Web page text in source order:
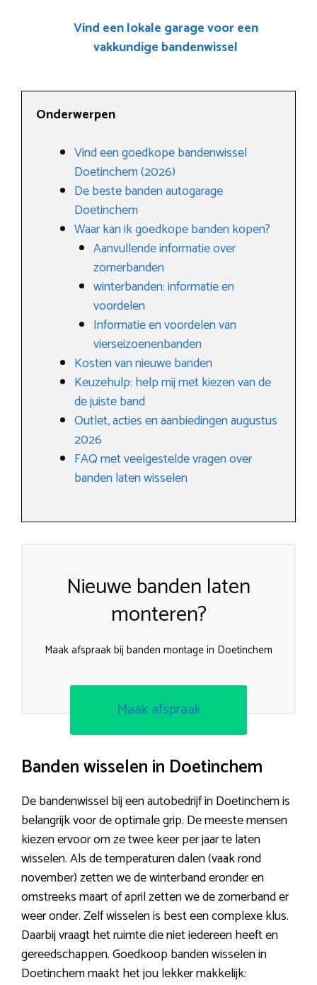
Vind een lokale garage voor een
vakkundige bandenwissel
Onderwerpen
Vind een goedkope bandenwissel
Doetinchem (2026)
De beste banden autogarage
Doetinchem
Waar kan ik goedkope banden kopen?
Aanvullende informatie over
zomerbanden
winterbanden: informatie en
voordelen
Informatie en voordelen van
vierseizoenenbanden
Kosten van nieuwe banden
Keuzehulp: help mij met kiezen van de
de juiste band
Outlet, acties en aanbiedingen augustus
2026
FAQ met veelgestelde vragen over
banden laten wisselen
Nieuwe banden laten
monteren?
Maak afspraak bij banden montage in Doetinchem
Maak afspraak
Banden wisselen in Doetinchem
De bandenwissel bij een autobedrijf in Doetinchem is
belangrijk voor de optimale grip. De meeste mensen
kiezen ervoor om ze twee keer per jaar te laten
wisselen. Als de temperaturen dalen (vaak rond
november) zetten we de winterband eronder en
omstreeks maart of april zetten we de zomerband er
weer onder. Zelf wisselen is best een complexe klus.
Daarbij vraagt het ruimte die niet iedereen heeft en
gereedschappen. Goedkoop banden wisselen in
Doetinchem maakt het jou lekker makkelijk: